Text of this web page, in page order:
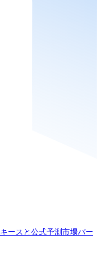
ースと公式予測市場パー